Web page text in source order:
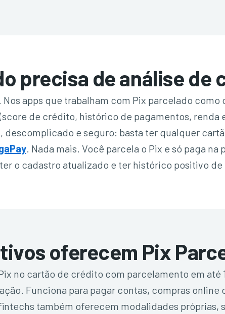
precisa de análise de
apps que trabalham com Pix parcelado
de crédito, histórico de pagamentos, renda
descomplicado e seguro: basta ter qualquer
. Nada mais. Você parcela o Pix e só paga
o cadastro atualizado e ter histórico positivo
oferecem Pix
no cartão de crédito com parcelamento em até
Funciona para pagar contas, compras
também oferecem modalidades próprias,